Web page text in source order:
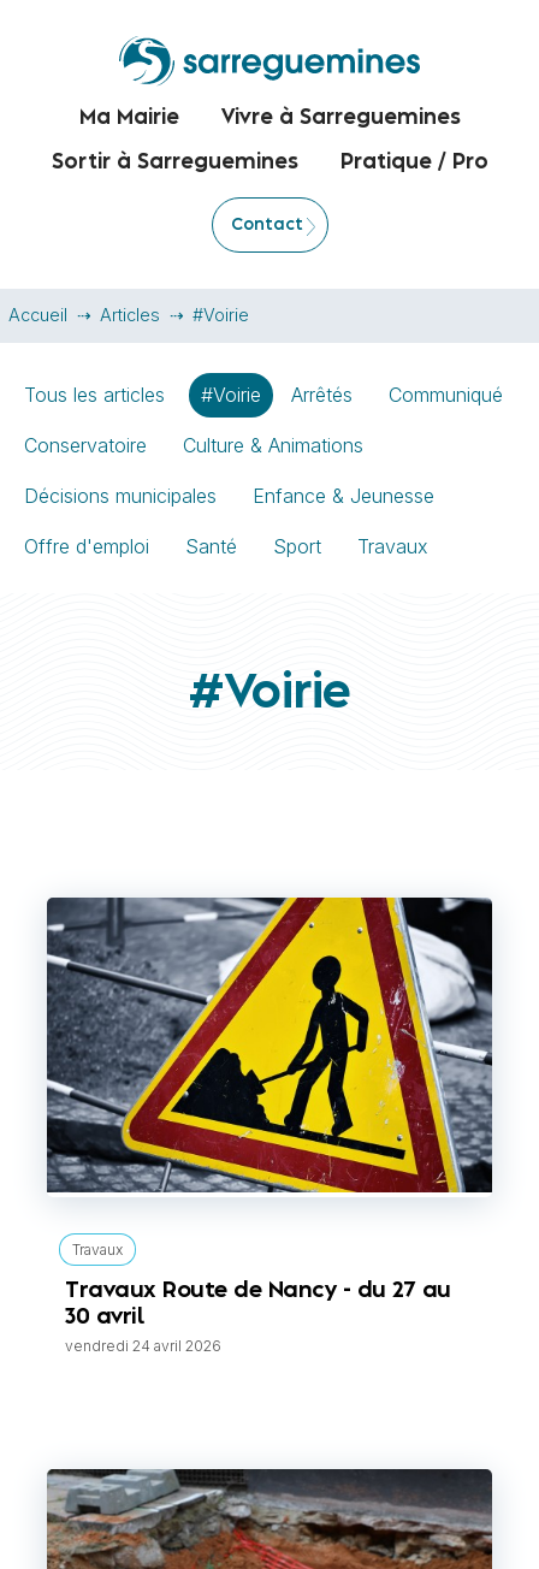
Ma Mairie Vivre à Sarreguemines
Sortir à Sarreguemines Pratique / Pro
Contact
Accueil Articles #Voirie
Tous les articles #Voirie Arrêtés Communiqué
Conservatoire Culture & Animations
Décisions municipales Enfance & Jeunesse
Offre d'emploi Santé Sport Travaux
#Voirie
Travaux
Travaux Route de Nancy - du 27 au
30 avril
vendredi 24 avril 2026